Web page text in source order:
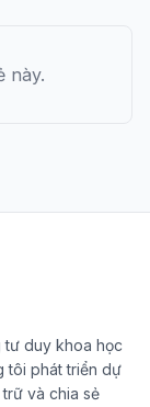
này.
tư duy khoa học
tôi phát triển dự
và chia sẻ